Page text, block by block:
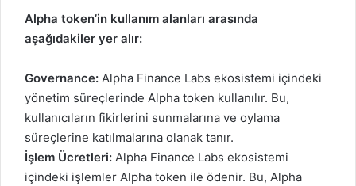
Alpha token’in kullanım alanları arasında
aşağıdakiler yer alır:
Governance: Alpha Finance Labs ekosistemi içindeki
yönetim süreçlerinde Alpha token kullanılır. Bu,
kullanıcıların fikirlerini sunmalarına ve oylama
süreçlerine katılmalarına olanak tanır.
İşlem Ücretleri: Alpha Finance Labs ekosistemi
içindeki işlemler Alpha token ile ödenir. Bu, Alpha